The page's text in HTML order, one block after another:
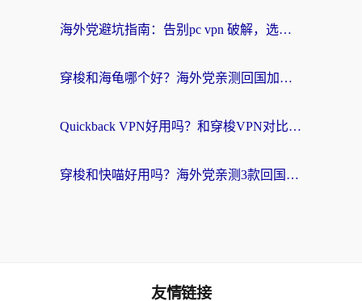
海外党避坑指南：告别pc vpn 破解，选对回国加速器轻松访问国内资源
穿梭和海龟哪个好？海外党亲测回国加速器，附电脑免费VPN推荐
Quickback VPN好用吗？和穿梭VPN对比哪个回国效果更好？海外党必看的真实测评与选择指南
穿梭和快喵好用吗？海外党亲测3款回国加速器，附日本回国VPN避坑指南
友情链接